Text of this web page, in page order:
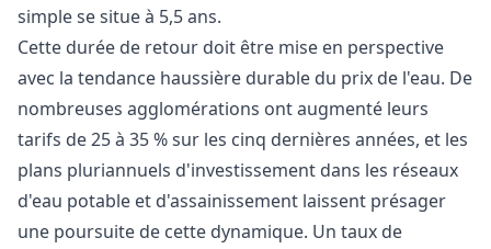
simple se situe à 5,5 ans.
Cette durée de retour doit être mise en perspective
avec la tendance haussière durable du prix de l'eau. De
nombreuses agglomérations ont augmenté leurs
tarifs de 25 à 35 % sur les cinq dernières années, et les
plans pluriannuels d'investissement dans les réseaux
d'eau potable et d'assainissement laissent présager
une poursuite de cette dynamique. Un taux de